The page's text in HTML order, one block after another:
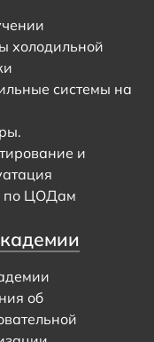
холодильной
системы на
и
по ЦОДам
об